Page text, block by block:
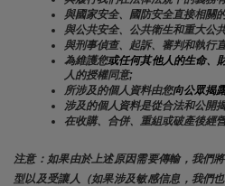
與國家安全、國防安全直接相關
與公共安全、公共衛生和重大公
與刑事偵查、起訴、審判和執行
為維護您或任何其他人的生命、
人的授權同意;
所涉及的個人資料由您向公眾揭
涉及的個人資料是從合法和公開
在收購、合併、重組或破產後經
注意：如果由於上述原因需要傳輸，我們
型以及受讓人（如果涉及敏感信息，我們